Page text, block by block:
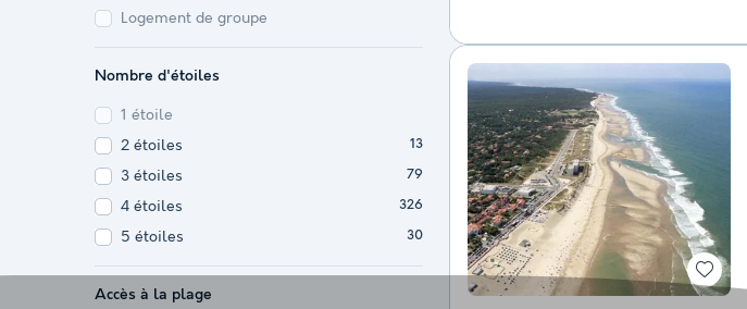
Logement de groupe
Nombre d'étoiles
1 étoile
2 étoiles
13
3 étoiles 79
4 étoiles 326
5 étoiles 30
Accès à la plage